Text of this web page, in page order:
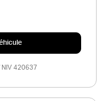
420637